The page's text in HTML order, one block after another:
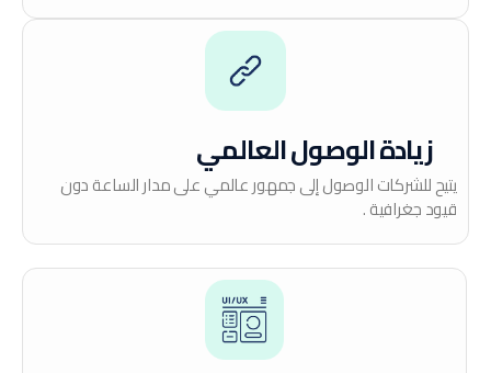
زيادة الوصول العالمي
يتيح للشركات الوصول إلى جمهور عالمي على مدار الساعة دون
قيود جغرافية .